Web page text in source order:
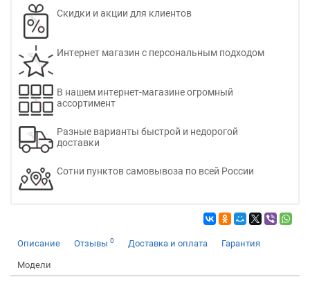
Скидки и акции для клиентов
Интернет магазин с персональным подходом
В нашем интернет-магазине огромный
ассортимент
Разные варианты быстрой и недорогой
доставки
Сотни пунктов самовывоза по всей России
Описание Отзывы 0 Доставка и оплата Гарантия
Модели